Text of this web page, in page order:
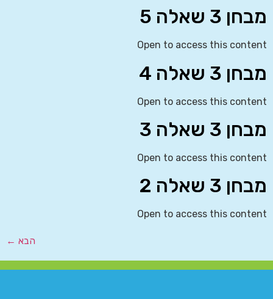
מבחן 3 שאלה 5
Open to access this content
מבחן 3 שאלה 4
Open to access this content
מבחן 3 שאלה 3
Open to access this content
מבחן 3 שאלה 2
Open to access this content
הבא ←